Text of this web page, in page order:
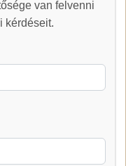
van felvenni
kérdéseit.